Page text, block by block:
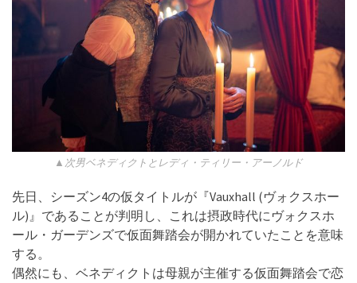
▲次男ベネディクトとレディ・ティリー・アーノルド
先日、シーズン4の仮タイトルが『Vauxhall (ヴォクスホー
ル)』であることが判明し、これは摂政時代にヴォクスホ
ール・ガーデンズで仮面舞踏会が開かれていたことを意味
する。
偶然にも、ベネディクトは母親が主催する仮面舞踏会で恋